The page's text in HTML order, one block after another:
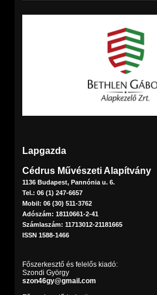
Lapgazda
Cédrus Művészeti Alapítvány
1136 Budapest, Pannónia u. 6.
Tel.: 06 (1) 247-6657
Mobil: 06 (30) 511-3762
Adószám: 18110661-2-41
Számlaszám: 11713012-21181665
ISSN 1588-1466
Főszerkesztő és felelős kiadó:
Szondi György
szon46gy@gmail.com